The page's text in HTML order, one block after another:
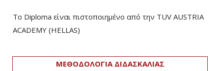
Το Diploma είναι πιστοποιημένο από την TUV AUSTRIA
ACADEMY (HELLAS)­
ΜΕΘΟΔΟΛΟΓΙΑ ΔΙΔΑΣΚΑΛΙΑΣ